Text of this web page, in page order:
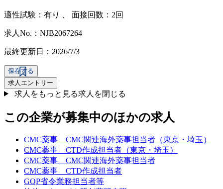
適性試験： 有り 面接回数：2回
求人No.：NJB2067264
最終更新日：2026/7/3
保存する
求人エントリー
求人をもっと見る求人を閉じる
この企業が募集中のほかの求人
CMC薬事 CMC関連海外薬事担当者（東京・埼玉）
CMC薬事 CTD作成担当者（東京・埼玉）
CMC薬事 CMC関連海外薬事担当者
CMC薬事 CTD作成担当者
GQP省令業務担当者等